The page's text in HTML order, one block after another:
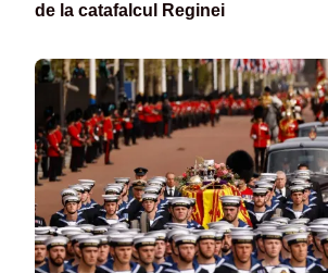
de la catafalcul Reginei